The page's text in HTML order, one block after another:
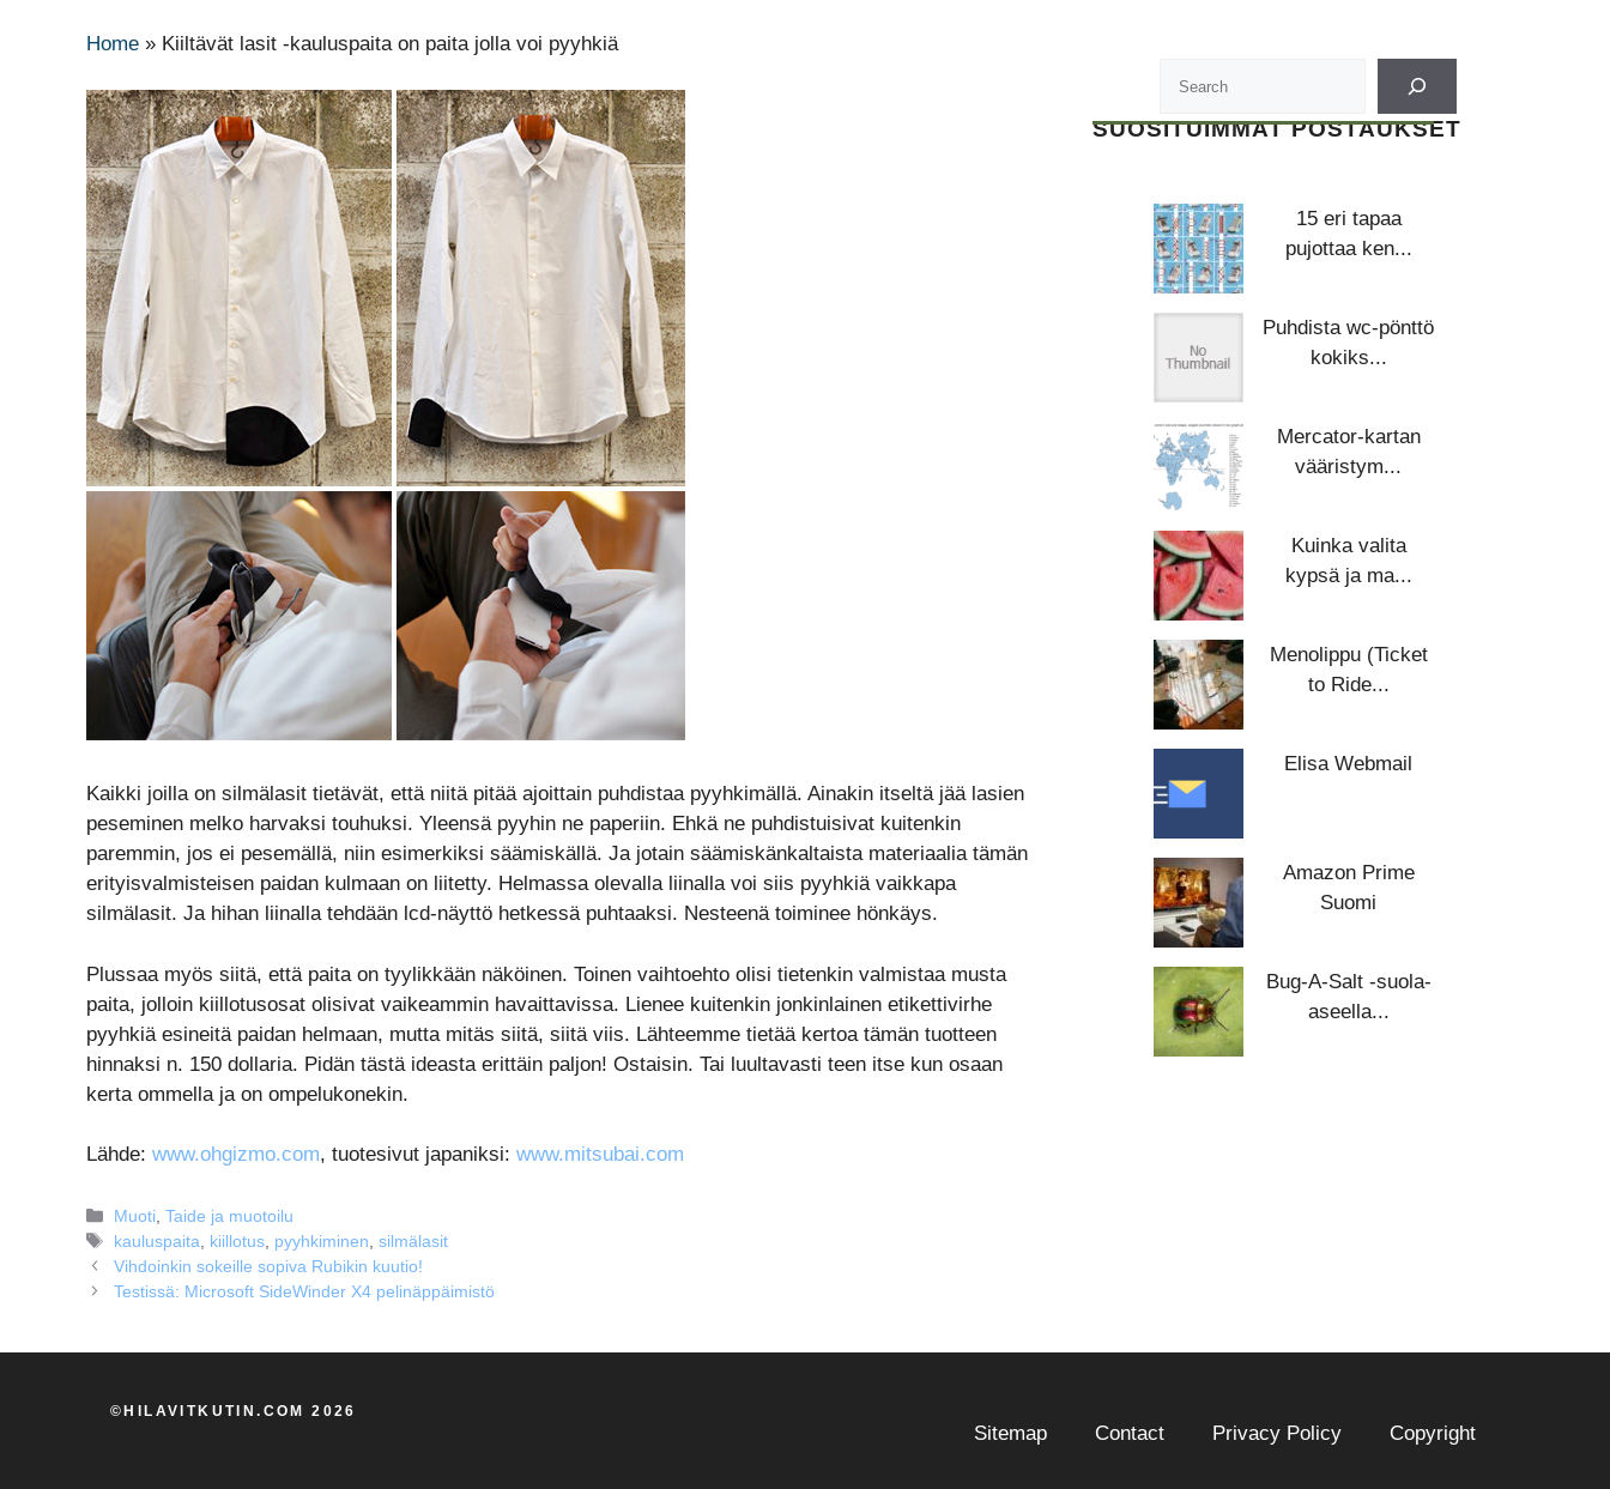
Home » Kiiltävät lasit -kauluspaita on paita jolla voi pyyhkiä
Kaikki joilla on silmälasit tietävät, että niitä pitää ajoittain puhdistaa pyyhkimällä. Ainakin itseltä jää lasien
peseminen melko harvaksi touhuksi. Yleensä pyyhin ne paperiin. Ehkä ne puhdistuisivat kuitenkin
paremmin, jos ei pesemällä, niin esimerkiksi säämiskällä. Ja jotain säämiskänkaltaista materiaalia tämän
erityisvalmisteisen paidan kulmaan on liitetty. Helmassa olevalla liinalla voi siis pyyhkiä vaikkapa
silmälasit. Ja hihan liinalla tehdään lcd-näyttö hetkessä puhtaaksi. Nesteenä toiminee hönkäys.
Plussaa myös siitä, että paita on tyylikkään näköinen. Toinen vaihtoehto olisi tietenkin valmistaa musta
paita, jolloin kiillotusosat olisivat vaikeammin havaittavissa. Lienee kuitenkin jonkinlainen etikettivirhe
pyyhkiä esineitä paidan helmaan, mutta mitäs siitä, siitä viis. Lähteemme tietää kertoa tämän tuotteen
hinnaksi n. 150 dollaria. Pidän tästä ideasta erittäin paljon! Ostaisin. Tai luultavasti teen itse kun osaan
kerta ommella ja on ompelukonekin.
Lähde: www.ohgizmo.com, tuotesivut japaniksi: www.mitsubai.com
Kategoriat
Muoti ,Taide ja muotoilu
Avainsanat
kauluspaita kiillotus pyyhkiminen ,silmälasit
Vihdoinkin sokeille sopiva Rubikin kuutio!
Testissä: Microsoft SideWinder X4 pelinäppäimistö
SUOSITUIMMAT POSTAUKSET
15 eri tapaa
pujottaa ken...
Puhdista wc-pönttö
kokiks...
Mercator-kartan
vääristym...
Kuinka valita
kypsä ja ma...
Menolippu (Ticket
to Ride...
Elisa Webmail
Amazon Prime
Suomi
Bug-A-Salt -suola-
aseella...
©HILAVITKUTIN.COM 2026
Sitemap Contact Privacy Policy Copyright